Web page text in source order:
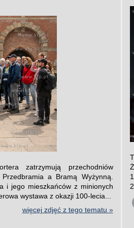
zatrzymują przechodniów
a Bramą Wyżynną.
i jego mieszkańców z minionych
wystawa z okazji 100-lecia...
więcej zdjęć z tego tematu »